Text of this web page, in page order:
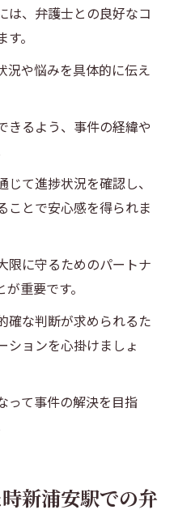
は、弁護士との良好なコ
。
況や悩みを具体的に伝え
きるよう、事件の経緯や
て進捗状況を確認し、
ことで安心感を得られま
限に守るためのパートナ
重要です。
確な判断が求められるた
ションを心掛けましょ
って事件の解決を目指
新浦安駅での弁